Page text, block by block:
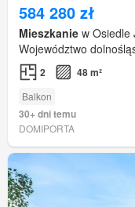
584 280 zł
Mieszkanie w Osiedle
Województwo
2 48 m²
Balkon
30+ dni temu
DOMIPORTA